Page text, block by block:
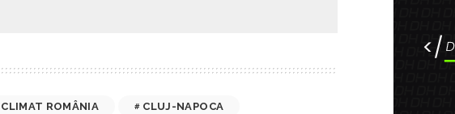
CLIMAT ROMÂNIA
CLUJ-NAPOCA